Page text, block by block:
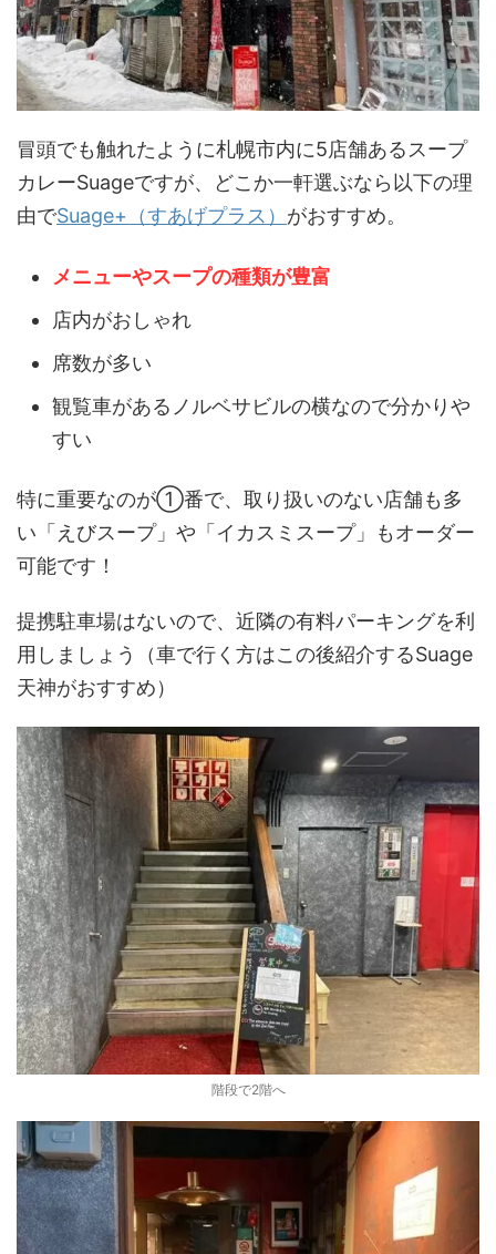
冒頭でも触れたように札幌市内に5店舗あるスープ
カレーSuageですが、どこか一軒選ぶなら以下の理
由でSuage+（すあげプラス） がおすすめ。
メニューやスープの種類が豊富
店内がおしゃれ
席数が多い
観覧車があるノルベサビルの横なので分かりや
すい
特に重要なのが①番で、取り扱いのない店舗も多
い「えびスープ」や「イカスミスープ」もオーダー
可能です！
提携駐車場はないので、近隣の有料パーキングを利
用しましょう（車で行く方はこの後紹介するSuage
天神がおすすめ）
階段で2階へ